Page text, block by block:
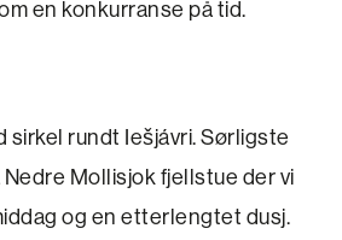
en konkurranse på tid.
sirkel rundt Iešjávri. Sørligste
Mollisjok fjellstue der vi
og en etterlengtet dusj.